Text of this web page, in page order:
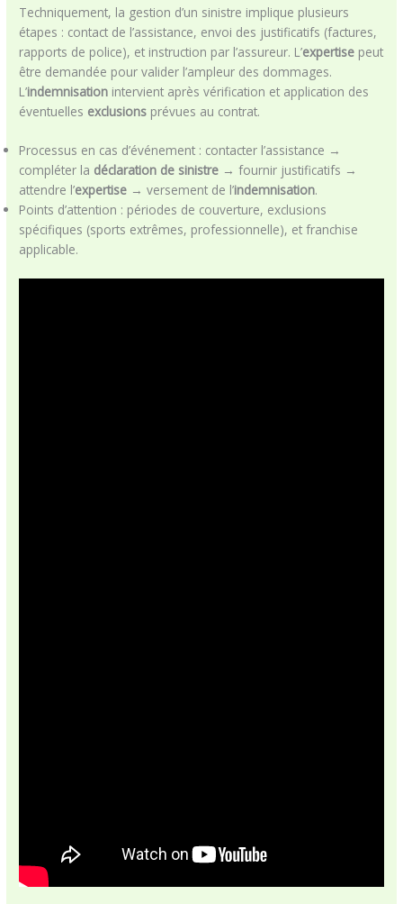
Techniquement, la gestion d’un sinistre implique plusieurs
étapes : contact de l’assistance, envoi des justificatifs (factures,
rapports de police), et instruction par l’assureur. L’expertise peut
être demandée pour valider l’ampleur des dommages.
L’indemnisation intervient après vérification et application des
éventuelles exclusions prévues au contrat.
Processus en cas d’événement : contacter l’assistance →
compléter la déclaration de sinistre → fournir justificatifs →
attendre l’expertise → versement de l’indemnisation.
Points d’attention : périodes de couverture, exclusions
spécifiques (sports extrêmes, professionnelle), et franchise
applicable.